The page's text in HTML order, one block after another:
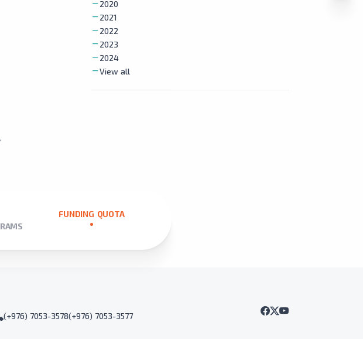
2020
2021
2022
2023
2024
View all
FUNDING QUOTA
(+976) 7053-3578(+976) 7053-3577